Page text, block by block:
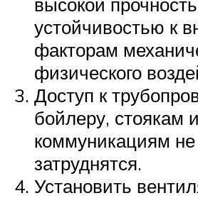
высокой
устойчивостью к
факторам
физического
Доступ к
бойлеру, стоякам и
коммуникациям
затруднятся.
Установить